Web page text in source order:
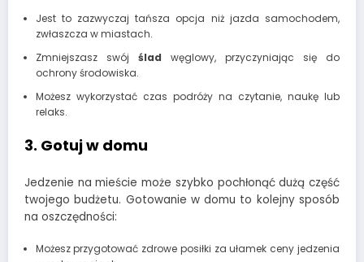
Jest to zazwyczaj tańsza opcja niż jazda samochodem,
zwłaszcza w miastach.
Zmniejszasz swój ślad węglowy, przyczyniając się do
ochrony środowiska.
Możesz wykorzystać czas podróży na czytanie, naukę lub
relaks.
3. Gotuj w domu
Jedzenie na mieście może szybko pochłonąć dużą część
twojego budżetu. Gotowanie w domu to kolejny sposób
na oszczędności:
Możesz przygotować zdrowe posiłki za ułamek ceny jedzenia